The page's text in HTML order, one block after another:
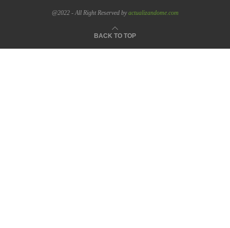
@2022 - All Right Reserved byactualizandome.com
BACK TO TOP